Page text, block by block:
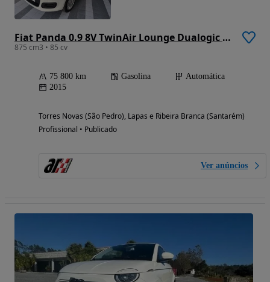
Fiat Panda 0.9 8V TwinAir Lounge Dualogic S&S
875 cm3 • 85 cv
75 800 km Gasolina
Automática
2015
Torres Novas (São Pedro), Lapas e Ribeira Branca (Santarém)
Profissional • Publicado
Ver anúncios